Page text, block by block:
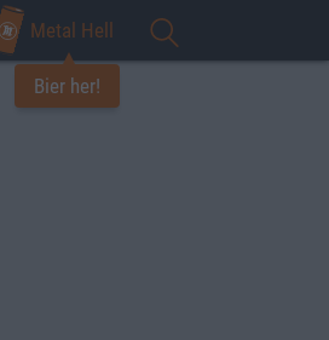
Metal Hell
Bier her!